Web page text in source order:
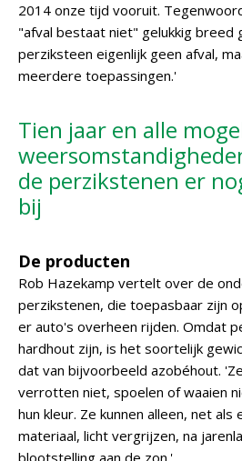
2014 onze tijd vooruit.
"afval bestaat niet" gelukkig breed
perziksteen eigenlijk geen afval,
meerdere toepassingen.'
Tien jaar en alle
de perzikstenen er
bij
De producten
Rob Hazekamp vertelt over de
perzikstenen, die toepasbaar zijn
er auto's overheen rijden. Omdat
hardhout zijn, is het soortelijk
dat van bijvoorbeeld azobéhout.
verrotten niet, spoelen of waaien
hun kleur. Ze kunnen alleen, net als
materiaal, licht vergrijzen, na
blootstelling aan de zon.'